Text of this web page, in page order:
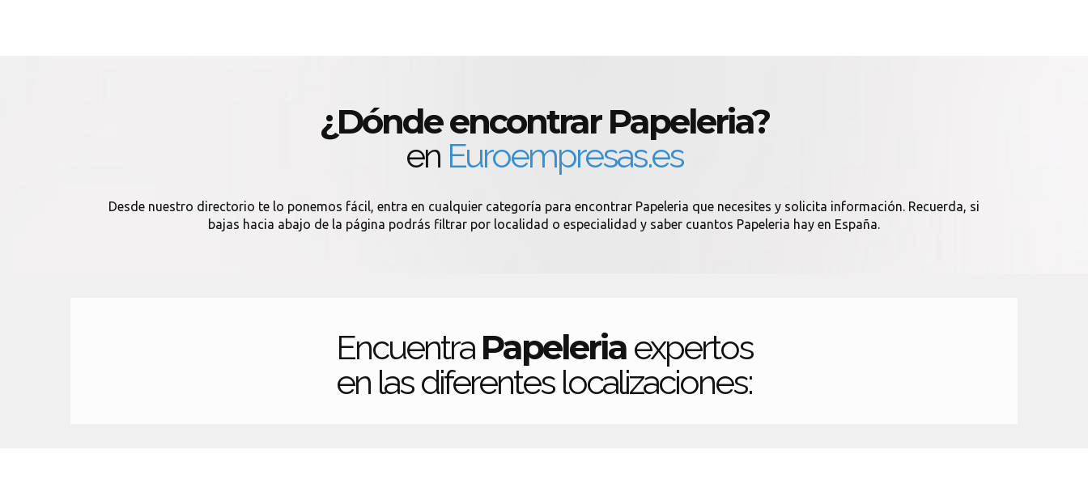
¿Dónde encontrar Papeleria?
en Euroempresas.es
Desde nuestro directorio te lo ponemos fácil, entra en cualquier categoría para encontrar Papeleria que necesites y solicita información. Recuerda, si
bajas hacia abajo de la página podrás filtrar por localidad o especialidad y saber cuantos Papeleria hay en España.
Encuentra Papeleriaexpertos
en las diferentes localizaciones: